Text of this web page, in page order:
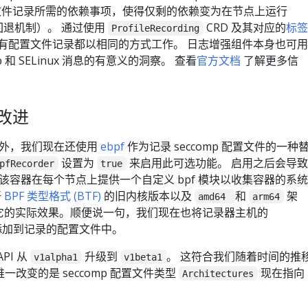
记录所需的依赖事项，使得仅剩的依赖变为在节点上运行
机制）。 通过使用
ProfileRecording CRD 及其对应的标签
置文件记录都以相同的方式工作。 日志增强组件本身也可用
SELinux 消息的有意义的洞察。 查看官方文档 了解更多信
进
，我们现在还使用 ebpf作为记录 seccomp 配置文件的一种
设置为 true
来启用此可选功能。 启用之后会导致
容器在每个节点上提供一个自定义 bpf 模块以收集容器的系统
BPF 类型格式 (BTF) 的旧内核版本以及 amd64 和 arm64
架
实际效果。顺便说一句，我们现在也将记录器主机的
到记录的配置文件中。
从
v1alpha1 升级到 v1beta1 。 这符合我们随着时间的推
一改变的是 seccomp 配置文件类型
Architectures 现在指向